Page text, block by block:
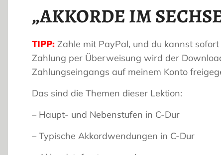
Bandoneon,
Harmonielehre
„AKKORDE IM
TIPP: Zahle mit PayPal, und du kannst
Zahlung per Überweisung wird der
Zahlungseingangs auf meinem Konto
Das sind die Themen dieser Lektion:
– Haupt- und Nebenstufen in C-Dur
– Typische Akkordwendungen in C-Dur